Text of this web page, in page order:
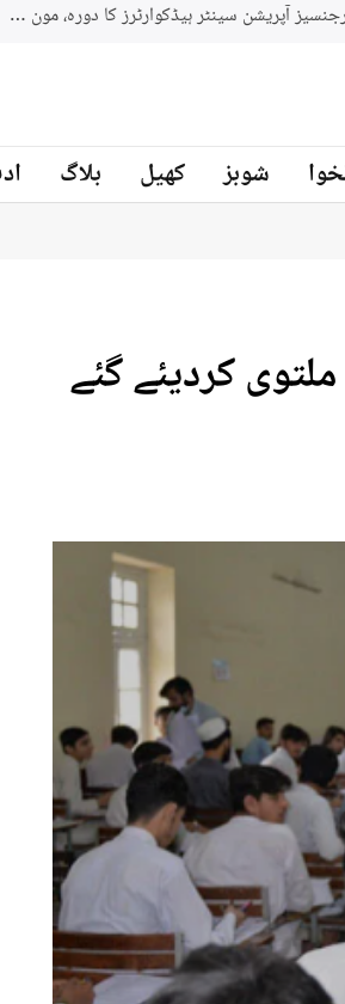
مائیکل سمتھ پاکستان کرکٹ ٹیم کے بیٹنگ
شوبز کھیل بلاگ
کردیئے گئے